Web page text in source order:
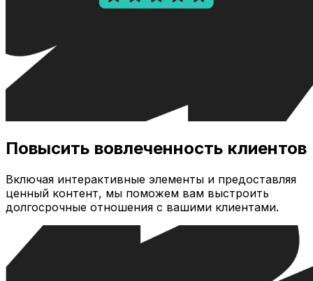
Повысить вовлеченность клиентов
Включая интерактивные элементы и предоставляя
ценный контент, мы поможем вам выстроить
долгосрочные отношения с вашими клиентами.